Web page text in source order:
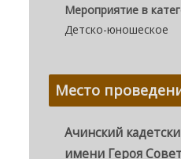
Мероприятие в
Детско-юношеское
Место
Ачинский
имени Героя